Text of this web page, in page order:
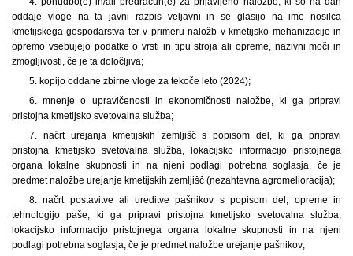
oddaje vloge na ta javni razpis veljavni in se glasijo na ime nosilca
kmetijskega gospodarstva ter v primeru naložb v kmetijsko mehanizacijo in
opremo vsebujejo podatke o vrsti in tipu stroja ali opreme, nazivni moči in
zmogljivosti, če je ta določljiva;
5. kopijo oddane zbirne vloge za tekoče leto (2024);
6. mnenje o upravičenosti in ekonomičnosti naložbe, ki ga pripravi
pristojna kmetijsko svetovalna služba;
7. načrt urejanja kmetijskih zemljišč s popisom del, ki ga pripravi
pristojna kmetijsko svetovalna služba, lokacijsko informacijo pristojnega
organa lokalne skupnosti in na njeni podlagi potrebna soglasja, če je
predmet naložbe urejanje kmetijskih zemljišč (nezahtevna agromelioracija);
8. načrt postavitve ali ureditve pašnikov s popisom del, opreme in
tehnologijo paše, ki ga pripravi pristojna kmetijsko svetovalna služba,
lokacijsko informacijo pristojnega organa lokalne skupnosti in na njeni
podlagi potrebna soglasja, če je predmet naložbe urejanje pašnikov;